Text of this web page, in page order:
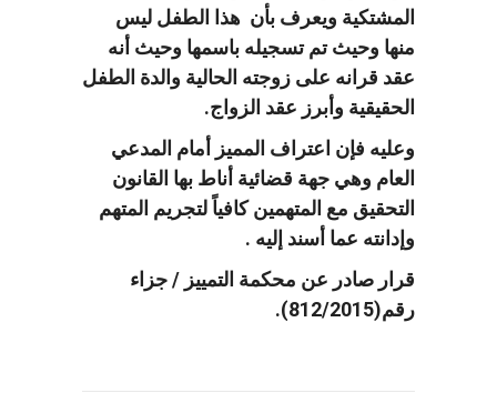
المشتكية ويعرف بأن هذا الطفل ليس
منها وحيث تم تسجيله باسمها وحيث أنه
عقد قرانه على زوجته الحالية والدة الطفل
الحقيقية وأبرز عقد الزواج.
وعليه فإن اعتراف المميز أمام المدعي
العام وهي جهة قضائية أناط بها القانون
التحقيق مع المتهمين كافياً لتجريم المتهم
وإدانته عما أسند إليه .
قرار صادر عن محكمة التمييز / جزاء
رقم(812/2015).